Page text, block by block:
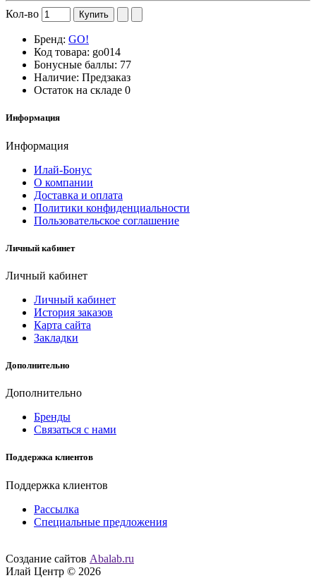
Кол-во Купить
Бренд: GO!
Код товара: go014
Бонусные баллы: 77
Наличие: Предзаказ
Остаток на складе 0
Информация
Информация
Илай-Бонус
О компании
Доставка и оплата
Политики конфиденциальности
Пользовательское соглашение
Личный кабинет
Личный кабинет
Личный кабинет
История заказов
Карта сайта
Закладки
Дополнительно
Дополнительно
Бренды
Связаться с нами
Поддержка клиентов
Поддержка клиентов
Рассылка
Специальные предложения
Создание сайтов Abalab.ru
Илай Центр © 2026